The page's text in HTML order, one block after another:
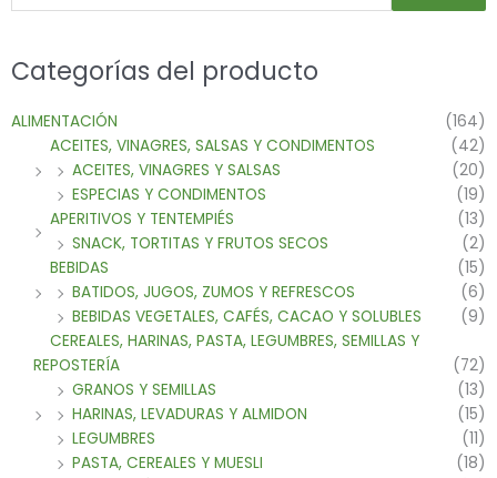
Categorías del producto
ALIMENTACIÓN
(164)
ACEITES, VINAGRES, SALSAS Y CONDIMENTOS
(42)
ACEITES, VINAGRES Y SALSAS
(20)
ESPECIAS Y CONDIMENTOS
(19)
APERITIVOS Y TENTEMPIÉS
(13)
SNACK, TORTITAS Y FRUTOS SECOS
(2)
BEBIDAS
(15)
BATIDOS, JUGOS, ZUMOS Y REFRESCOS
(6)
BEBIDAS VEGETALES, CAFÉS, CACAO Y SOLUBLES
(9)
CEREALES, HARINAS, PASTA, LEGUMBRES, SEMILLAS Y
REPOSTERÍA
(72)
GRANOS Y SEMILLAS
(13)
HARINAS, LEVADURAS Y ALMIDON
(15)
LEGUMBRES
(11)
PASTA, CEREALES Y MUESLI
(18)